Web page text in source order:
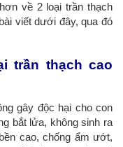
về 2 loại trần thạch
viết dưới đây, qua đó
trần thạch cao
gây độc hại cho con
bắt lửa, không sinh ra
cao, chống ẩm ướt,